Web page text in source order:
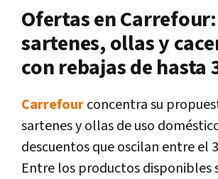
Ofertas en Carrefour:
sartenes, ollas y
con rebajas de hasta
Carrefourconcentra su
sartenes y ollas de uso
descuentos que oscilan entre el
Entre los productos disponibles